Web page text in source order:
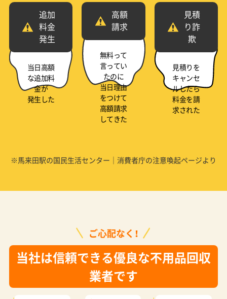
追加
料金
発生
当日高額
な追加料
金が
発生した
高額
請求
無料って
言ってい
たのに
当日理由
をつけて
高額請求
してきた
見積
り詐
欺
見積りを
キャンセ
ルしたら
料金を請
求された
※馬来田駅の国民生活センター｜消費者庁の注意喚起ページより
ご心配なく！
当社は信頼できる優良な不用品回収
業者です